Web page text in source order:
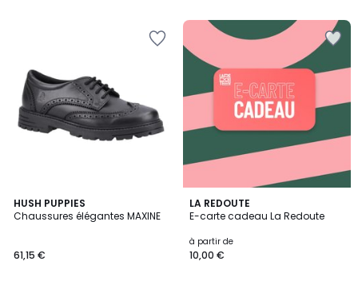
HUSH PUPPIES
Chaussures élégantes MAXINE
61,15 €
LA REDOUTE
E-carte cadeau La Redoute
à partir de
10,00 €
3
/